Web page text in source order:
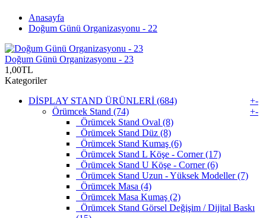
Anasayfa
Doğum Günü Organizasyonu - 22
Doğum Günü Organizasyonu - 23
1,00TL
Kategoriler
DİSPLAY STAND ÜRÜNLERİ (684)
+-
Örümcek Stand (74)
+-
Örümcek Stand Oval (8)
Örümcek Stand Düz (8)
Örümcek Stand Kumaş (6)
Örümcek Stand L Köşe - Corner (17)
Örümcek Stand U Köşe - Corner (6)
Örümcek Stand Uzun - Yüksek Modeller (7)
Örümcek Masa (4)
Örümcek Masa Kumaş (2)
Örümcek Stand Görsel Değişim / Dijital Baskı